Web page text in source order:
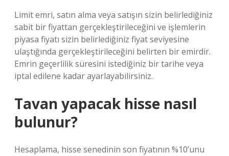
Limit emri, satın alma veya satışın sizin belirlediğiniz
sabit bir fiyattan gerçekleştirileceğini ve işlemlerin
piyasa fiyatı sizin belirlediğiniz fiyat seviyesine
ulaştığında gerçekleştirileceğini belirten bir emirdir.
Emrin geçerlilik süresini istediğiniz bir tarihe veya
iptal edilene kadar ayarlayabilirsiniz.
Tavan yapacak hisse nasıl
bulunur?
Hesaplama, hisse senedinin son fiyatının %10’unu